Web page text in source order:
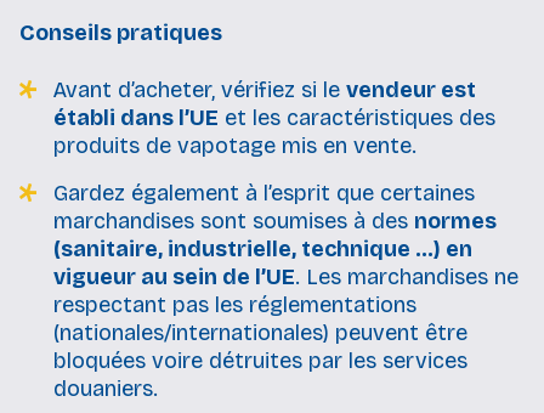
Conseils pratiques
Avant d’acheter, vérifiez si le vendeur est
établi dans l’UE et les caractéristiques des
produits de vapotage mis en vente.
Gardez également à l’esprit que certaines
marchandises sont soumises à des normes
(sanitaire, industrielle, technique …) en
vigueur au sein de l’UE. Les marchandises ne
respectant pas les réglementations
(nationales/internationales) peuvent être
bloquées voire détruites par les services
douaniers.